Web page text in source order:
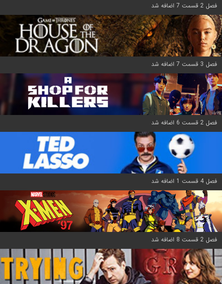
فصل 2 قسمت 7 اضافه شد
فصل 3 قسمت 7 اضافه شد
فصل 2 قسمت 6 اضافه شد
فصل 4 قسمت 1 اضافه شد
فصل 2 قسمت 8 اضافه شد